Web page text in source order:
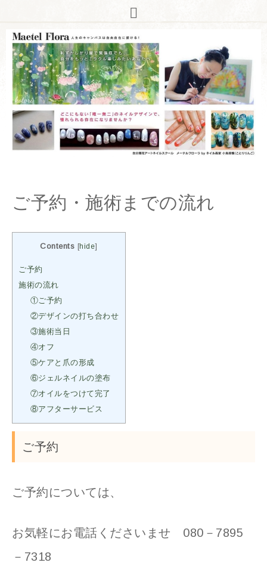
ご予約・施術までの流れ
Contents [hide]
ご予約
施術の流れ
①ご予約
②デザインの打ち合わせ
③施術当日
④オフ
⑤ケアと爪の形成
⑥ジェルネイルの塗布
⑦オイルをつけて完了
⑧アフターサービス
ご予約
ご予約については、
お気軽にお電話くださいませ 080－7895
－7318